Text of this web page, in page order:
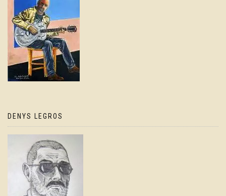
DENYS LEGROS